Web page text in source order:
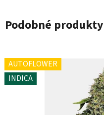
Podobné produkty
AUTOFLOWER
INDICA